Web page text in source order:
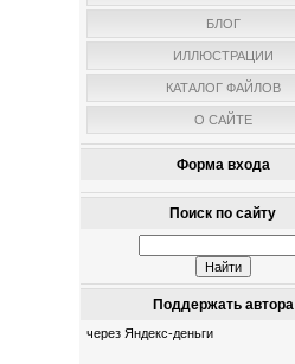
БЛОГ
ИЛЛЮСТРАЦИИ
КАТАЛОГ ФАЙЛОВ
О САЙТЕ
Форма входа
Поиск по сайту
Поддержать автора
через Яндекс-деньги